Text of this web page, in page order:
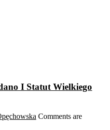
I Statut Wielkiego
Comments are